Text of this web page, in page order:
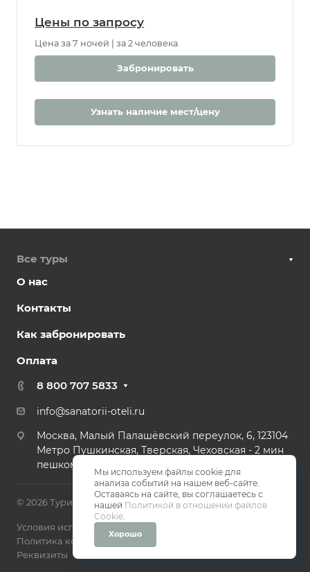
Цены по запросу
Цена за 7 ночей | за 2 человека
Забронировать
Узнать наличие мест/цену
Все туры
О нас
Контакты
Как забронировать
Оплата
8 800 707 5833
info@sanatorii-oteli.ru
Москва, Малый Палашёвский переулок, 6, 123104
Метро Пушкинская, Тверская, Чеховская - 2 мин
пешком.
© 2026 Туристическая компания Санатории и Отели
Условия использования
Политика конфиденциальности
Реквизиты
Мы используем файлы cookie для
анализа событий на нашем веб-сайте.
Оставаясь на сайте, вы соглашаетесь с
нашей Политикой в отношении файлов
Cookie.
Хорошо